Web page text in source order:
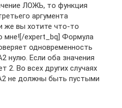
ЛОЖЬ, то функция
аргумента
же вы хотите что-то
мне![/expert_bq] Формула
одновременность
нулю. Если оба значения
2. Во всех других случаях
не должны быть пустыми